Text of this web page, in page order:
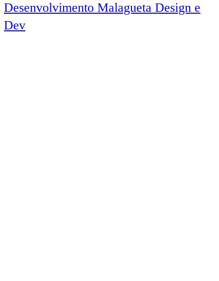
Desenvolvimento Malagueta Design e
Dev